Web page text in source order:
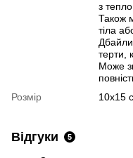
з
Також
тіла
терти,
Може
Розмір
10х15
Відгуки 5